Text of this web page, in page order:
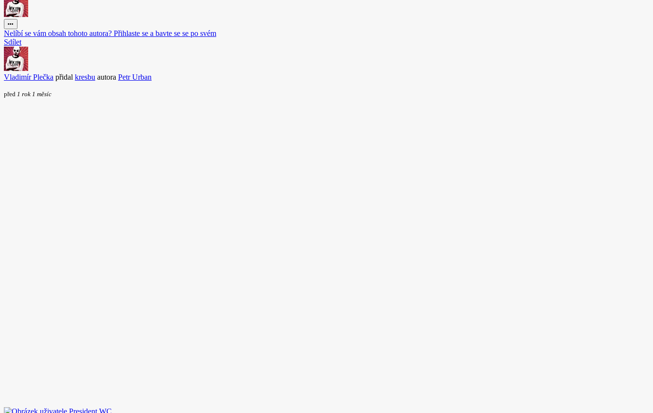
Nelíbí se vám obsah tohoto autora? Přihlaste se a bavte se se po svém
Sdílet
Vladimír Plečka přidal kresbu autora Petr Urban
před 1 rok 1 měsíc